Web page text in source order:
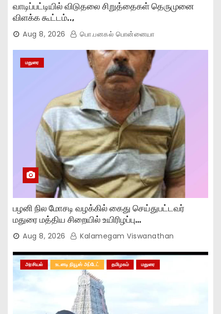
வாடிப்பட்டியில் விடுதலை சிறுத்தைகள் தெருமுனை
விளக்க கூட்டம்..,
Aug 8, 2026 பொ.பனகல் பொன்னையா
மதுரை
பழனி நில மோசடி வழக்கில் கைது செய்துபட்டவர்
மதுரை மத்திய சிறையில் உயிரிழப்பு…
Aug 8, 2026 Kalamegam Viswanathan
அரசியல் உடனடி நியூஸ் அப்டேட் தமிழகம் மதுரை